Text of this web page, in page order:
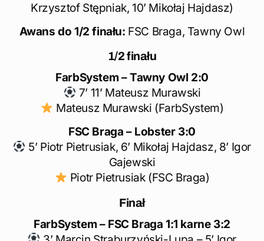
Krzysztof Stępniak, 10’ Mikołaj Hajdasz)
Awans do 1/2 finału: FSC Braga, Tawny Owl
1/2 finału
FarbSystem – Tawny Owl 2:0
7’ 11’ Mateusz Murawski
Mateusz Murawski (FarbSystem)
FSC Braga – Lobster 3:0
5’ Piotr Pietrusiak, 6’ Mikołaj Hajdasz, 8’ Igor
Gajewski
Piotr Pietrusiak (FSC Braga)
Finał
FarbSystem – FSC Braga 1:1 karne 3:2